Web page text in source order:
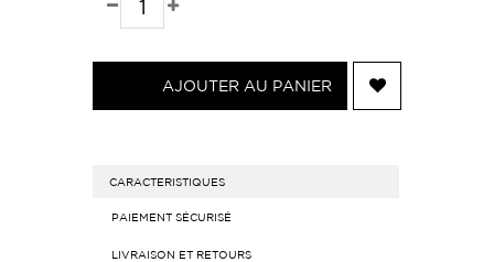
AJOUTER AU PANIER
CARACTERISTIQUES
PAIEMENT SÉCURISÉ
LIVRAISON ET RETOURS